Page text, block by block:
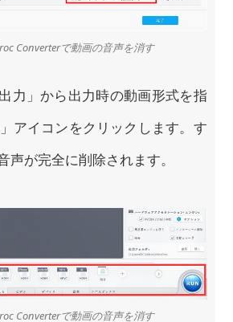
Converterで動画の音声を消す
力」から出力時の動画形式を指
アイコンをクリックします。す
声が完全に削除されます。
Converterで動画の音声を消す